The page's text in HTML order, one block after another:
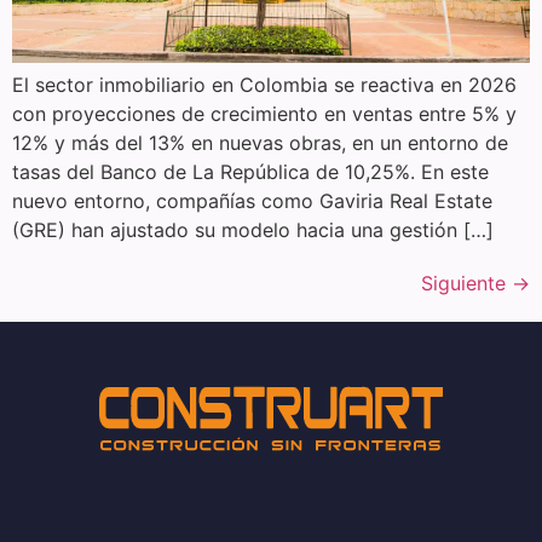
El sector inmobiliario en Colombia se reactiva en 2026
con proyecciones de crecimiento en ventas entre 5% y
12% y más del 13% en nuevas obras, en un entorno de
tasas del Banco de La República de 10,25%. En este
nuevo entorno, compañías como Gaviria Real Estate
(GRE) han ajustado su modelo hacia una gestión […]
Siguiente →